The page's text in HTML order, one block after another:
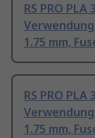
RS PRO
1.75 mm,
RS PRO
1.75 mm,